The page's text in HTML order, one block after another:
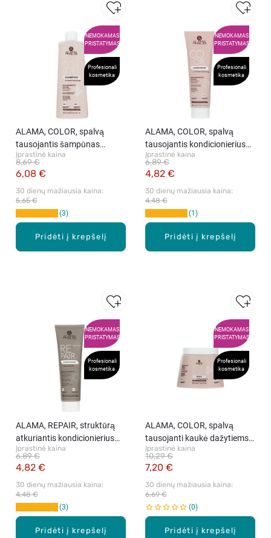
NEMOKAMAS
PRISTATYMAS
Profesionali
kosmetika
Pridėti į krepšelį
ALAMA, COLOR, spalvą
tausojantis šampūnas
dažytiems plaukams, 500 ml
Įprastinė kaina
6,08 €
8,69 €
30 dienų mažiausia kaina:
5,65 €
3
NEMOKAMAS
PRISTATYMAS
Profesionali
kosmetika
Pridėti į krepšelį
ALAMA, COLOR, spalvą
tausojantis kondicionierius
dažytiems plaukams, 300 ml
Įprastinė kaina
4,82 €
6,89 €
30 dienų mažiausia kaina:
4,48 €
1
NEMOKAMAS
PRISTATYMAS
Profesionali
kosmetika
Pridėti į krepšelį
ALAMA, REPAIR, struktūrą
atkuriantis kondicionierius
pažeistiems ir gležniems
plaukams, 300 ml
Įprastinė kaina
4,82 €
6,89 €
30 dienų mažiausia kaina:
4,48 €
3
NEMOKAMAS
PRISTATYMAS
Profesionali
kosmetika
Pridėti į krepšelį
ALAMA, COLOR, spalvą
tausojanti kaukė dažytiems
plaukams, 500 ml
Įprastinė kaina
7,20 €
10,29 €
30 dienų mažiausia kaina:
6,69 €
0